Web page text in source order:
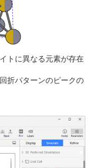
トに異なる元素が存在
折パターンのピークの